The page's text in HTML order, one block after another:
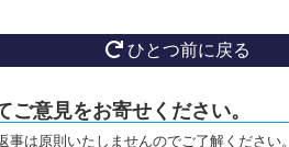
ひとつ前に戻る
ご意見をお寄せください。
は原則いたしませんのでご了解ください。